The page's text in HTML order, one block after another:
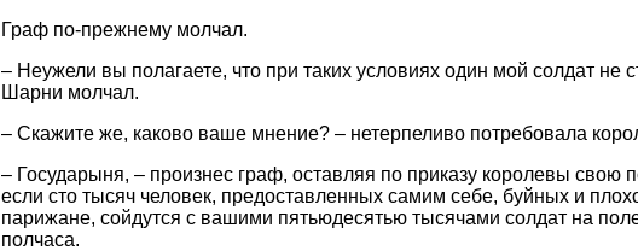
Граф по-прежнему молчал.
– Неужели вы полагаете, что при таких условиях один мой солдат не
Шарни молчал.
– Скажите же, каково ваше мнение? – нетерпеливо потребовала
– Государыня, – произнес граф, оставляя по приказу королевы свою
если сто тысяч человек, предоставленных самим себе, буйных и
парижане, сойдутся с вашими пятьюдесятью тысячами солдат на
полчаса.